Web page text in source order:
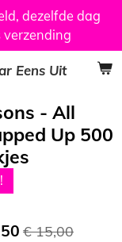
Eens Uit
dezelfde dag
- All
Up 500
€ 15,00